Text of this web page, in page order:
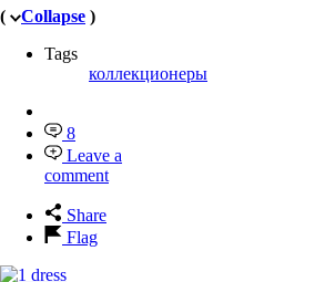
( Collapse )
Tags
коллекционеры
8
Leave a
comment
Share
Flag